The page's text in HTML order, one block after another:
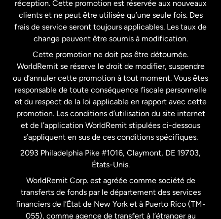
États-Unis Español
France
Malaisie
Nouvelle-Zélande
Pays-Bas
Royaume-Uni
Suède
réception. Cette promotion est réservée aux nouveaux
clients et ne peut être utilisée qu’une seule fois. Des
frais de service seront toujours applicables. Les taux de
change peuvent être soumis à modification.
Cette promotion ne doit pas être détournée.
WorldRemit se réserve le droit de modifier, suspendre
ou d’annuler cette promotion à tout moment. Vous êtes
responsable de toute conséquence fiscale personnelle
et du respect de la loi applicable en rapport avec cette
promotion. Les conditions d’utilisation du site internet
et de l’application WorldRemit stipulées ci-dessous
s’appliquent en sus de ces conditions spécifiques.
2093 Philadelphia Pike #1016, Claymont, DE 19703,
États-Unis.
WorldRemit Corp. est agréée comme société de
transferts de fonds par le département des services
financiers de l’État de New York et à Puerto Rico (TM-
055), comme agence de transfert à l’étranger au